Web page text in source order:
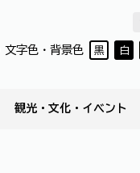
文字色・背景色 黒 白
観光・文化・イベント